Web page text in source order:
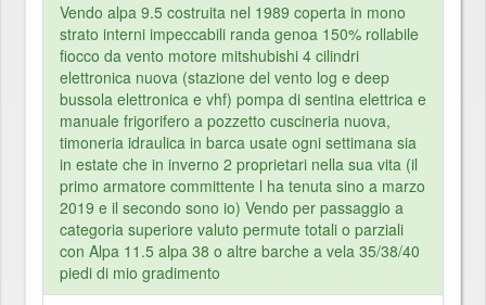
Vendo alpa 9.5 costruita nel 1989 coperta in mono
strato interni impeccabili randa genoa 150% rollabile
fiocco da vento motore mitshubishi 4 cilindri
elettronica nuova (stazione del vento log e deep
bussola elettronica e vhf) pompa di sentina elettrica e
manuale frigorifero a pozzetto cuscineria nuova,
timoneria idraulica in barca usate ogni settimana sia
in estate che in inverno 2 proprietari nella sua vita (il
primo armatore committente l ha tenuta sino a marzo
2019 e il secondo sono io) Vendo per passaggio a
categoria superiore valuto permute totali o parziali
con Alpa 11.5 alpa 38 o altre barche a vela 35/38/40
piedi di mio gradimento